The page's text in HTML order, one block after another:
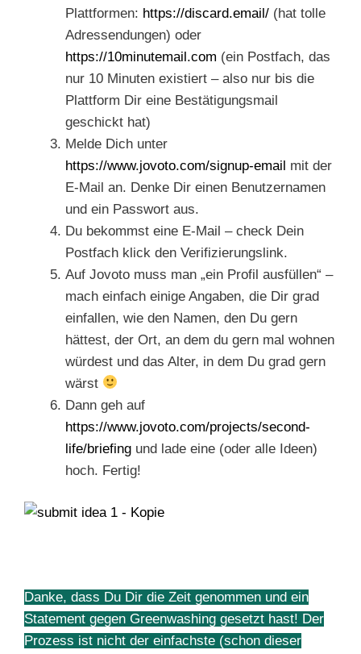
Plattformen: https://discard.email/ (hat tolle
Adressendungen) oder
https://10minutemail.com (ein Postfach, das
nur 10 Minuten existiert – also nur bis die
Plattform Dir eine Bestätigungsmail
geschickt hat)
Melde Dich unter
https://www.jovoto.com/signup-email mit der
E-Mail an. Denke Dir einen Benutzernamen
und ein Passwort aus.
Du bekommst eine E-Mail – check Dein
Postfach klick den Verifizierungslink.
Auf Jovoto muss man „ein Profil ausfüllen“ –
mach einfach einige Angaben, die Dir grad
einfallen, wie den Namen, den Du gern
hättest, der Ort, an dem du gern mal wohnen
würdest und das Alter, in dem Du grad gern
wärst
Dann geh auf
https://www.jovoto.com/projects/second-
life/briefing und lade eine (oder alle Ideen)
hoch. Fertig!
Danke, dass Du Dir die Zeit genommen und ein
Statement gegen Greenwashing gesetzt hast! Der
Prozess ist nicht der einfachste (schon dieser